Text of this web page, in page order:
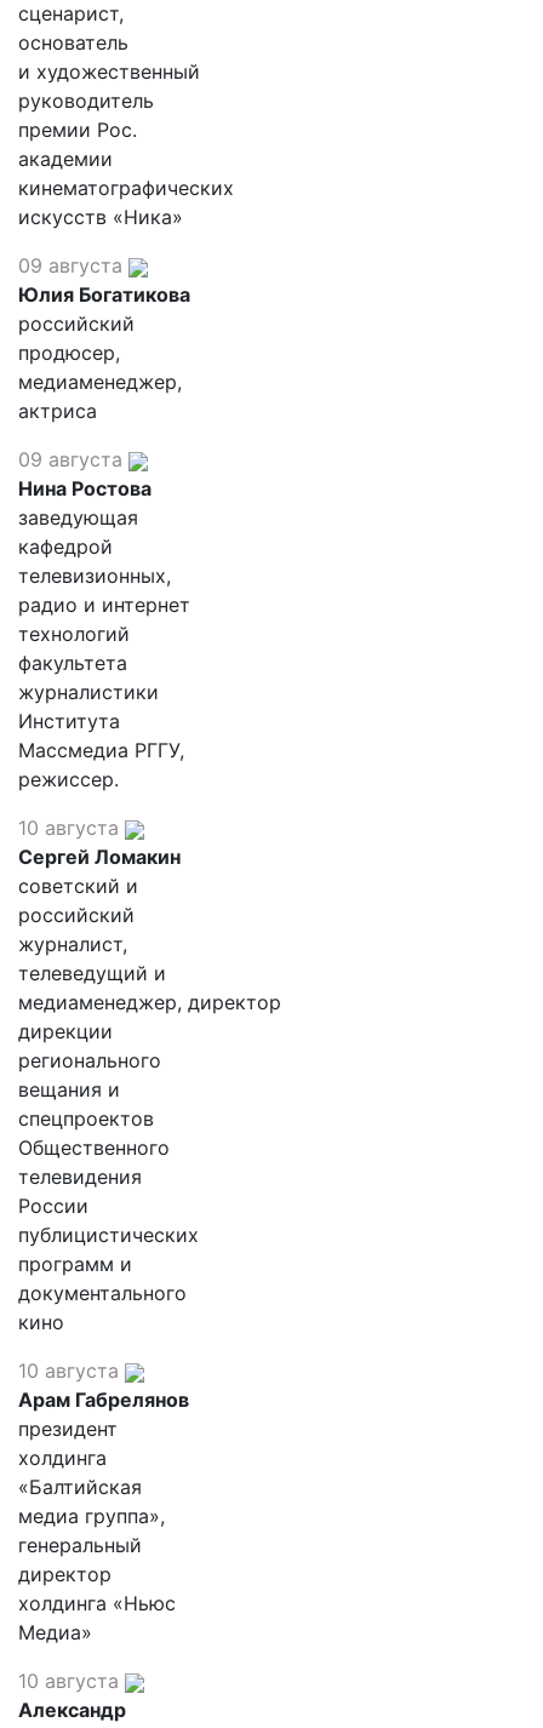
сценарист,
основатель
и художественный
руководитель
премии Рос.
академии
кинематографических
искусств «Ника»
09 августа
Юлия Богатикова
российский
продюсер,
медиаменеджер,
актриса
09 августа
Нина Ростова
заведующая
кафедрой
телевизионных,
радио и интернет
технологий
факультета
журналистики
Института
Массмедиа РГГУ,
режиссер.
10 августа
Сергей Ломакин
советский и
российский
журналист,
телеведущий и
медиаменеджер, директор
дирекции
регионального
вещания и
спецпроектов
Общественного
телевидения
России
публицистических
программ и
документального
кино
10 августа
Арам Габрелянов
президент
холдинга
«Балтийская
медиа группа»,
генеральный
директор
холдинга «Ньюс
Медиа»
10 августа
Александр